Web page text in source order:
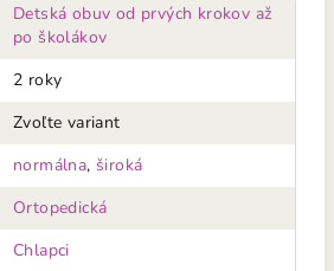
Detská obuv od prvých krokov až
po školákov
2 roky
Zvoľte variant
normálna, široká
Ortopedická
Chlapci